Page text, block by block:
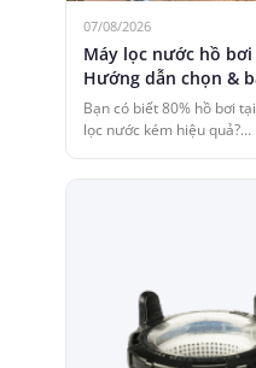
07/08/2026
Máy lọc nước hồ
Hướng dẫn chọn &
Bạn có biết 80% hồ bơi
lọc nước kém hiệu quả?…